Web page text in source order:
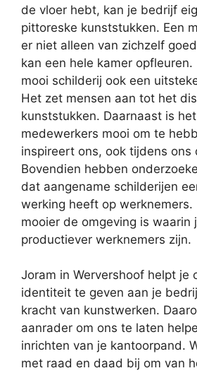
de vloer hebt, kan je bedrijf
pittoreske kunststukken. Een
er niet alleen van zichzelf
kan een hele kamer opfleuren.
mooi schilderij ook een
Het zet mensen aan tot het
kunststukken. Daarnaast is
medewerkers mooi om te
inspireert ons, ook tijdens ons
Bovendien hebben
dat aangename schilderijen
werking heeft op werknemers.
mooier de omgeving is waarin
productiever werknemers zijn.
Joram in Wervershoof helpt je
identiteit te geven aan je
kracht van kunstwerken.
aanrader om ons te laten
inrichten van je kantoorpand.
met raad en daad bij om van